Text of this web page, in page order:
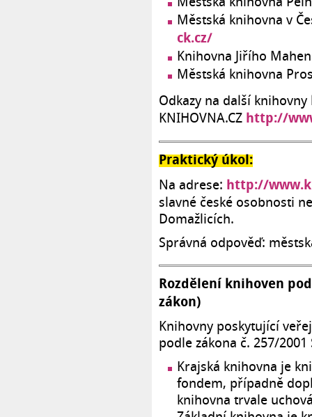
Městská knihovna v
ck.cz/
Knihovna Jiřího
Městská knihovna
Odkazy na další
KNIHOVNA.CZ http://
Praktický úkol:
Na adrese: http://
slavné české osobnosti
Domažlicích.
Správná odpověď:
Rozdělení knihoven
zákon)
Knihovny poskytující
podle zákona č. 257/
Krajská knihovna je
fondem, případně
knihovna trvale